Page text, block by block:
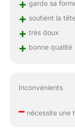
+ garde sa
+ soutient la
+ très doux
+ bonne qualité
Inconvénients
–nécessite une